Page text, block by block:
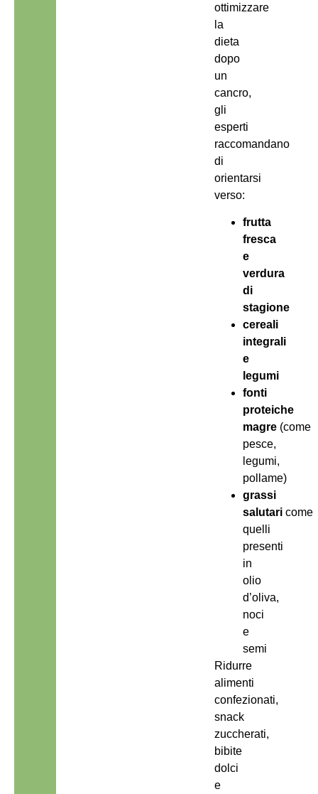
ottimizzare
la
dieta
dopo
un
cancro,
gli
esperti
raccomandano
di
orientarsi
verso:
frutta
fresca
e
verdura
di
stagione
cereali
integrali
e
legumi
fonti
proteiche
magre (come
pesce,
legumi,
pollame)
grassi
salutari come
quelli
presenti
in
olio
d’oliva,
noci
e
semi
Ridurre
alimenti
confezionati,
snack
zuccherati,
bibite
dolci
e